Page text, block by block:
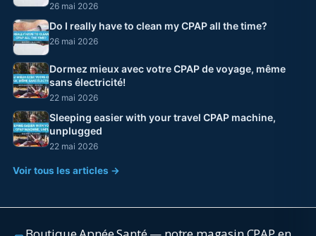
26 mai 2026
Do I really have to clean my CPAP all the time?
26 mai 2026
Dormez mieux avec votre CPAP de voyage, même
sans électricité!
22 mai 2026
Sleeping easier with your travel CPAP machine,
unplugged
22 mai 2026
Voir tous les articles →